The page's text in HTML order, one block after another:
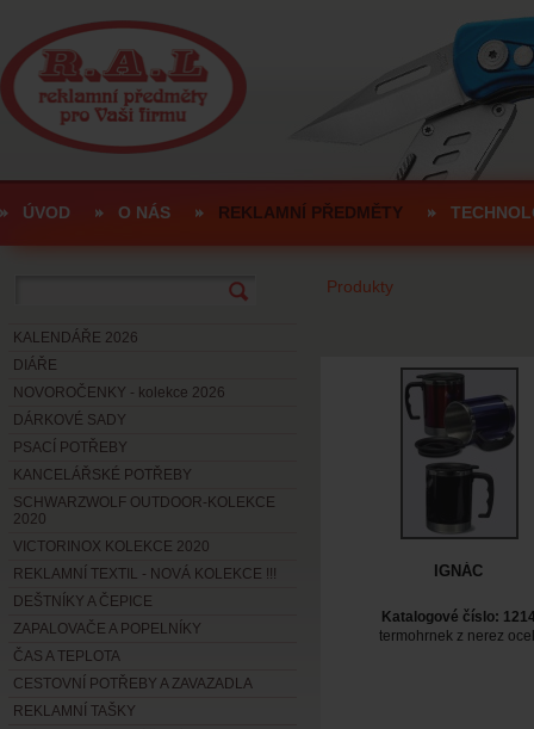
ÚVOD O NÁS REKLAMNÍ PŘEDMĚTY
KALENDÁŘE 2026
DIÁŘE
NOVOROČENKY - kolekce 2026
DÁRKOVÉ SADY
PSACÍ POTŘEBY
KANCELÁŘSKÉ POTŘEBY
SCHWARZWOLF OUTDOOR-KOLEKCE
2020
VICTORINOX KOLEKCE 2020
REKLAMNÍ TEXTIL - NOVÁ KOLEKCE !!!
DEŠTNÍKY A ČEPICE
ZAPALOVAČE A POPELNÍKY
ČAS A TEPLOTA
CESTOVNÍ POTŘEBY A ZAVAZADLA
REKLAMNÍ TAŠKY
Produkty
IGNÁC
Katalogové číslo:
termohrnek z nerez